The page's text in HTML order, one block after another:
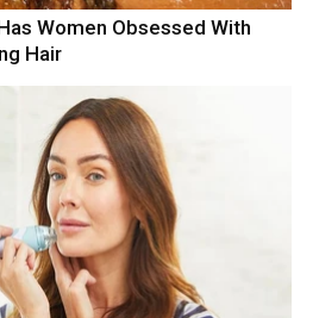
Women Obsessed With
Hair